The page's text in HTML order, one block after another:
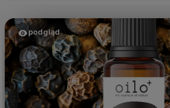
podgląd